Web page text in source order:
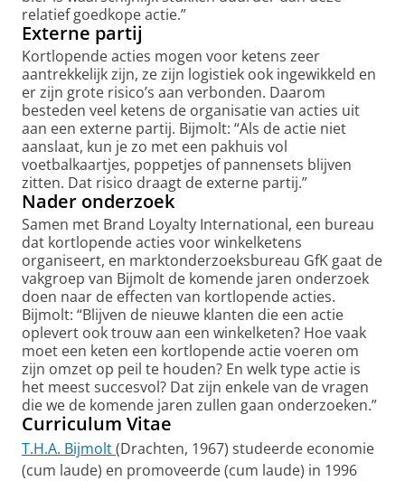
relatief goedkope actie.”
Externe partij
Kortlopende acties mogen voor ketens zeer
aantrekkelijk zijn, ze zijn logistiek ook ingewikkeld en
er zijn grote risico’s aan verbonden. Daarom
besteden veel ketens de organisatie van acties uit
aan een externe partij. Bijmolt: “Als de actie niet
aanslaat, kun je zo met een pakhuis vol
voetbalkaartjes, poppetjes of pannensets blijven
zitten. Dat risico draagt de externe partij.”
Nader onderzoek
Samen met Brand Loyalty International, een bureau
dat kortlopende acties voor winkelketens
organiseert, en marktonderzoeksbureau GfK gaat de
vakgroep van Bijmolt de komende jaren onderzoek
doen naar de effecten van kortlopende acties.
Bijmolt: “Blijven de nieuwe klanten die een actie
oplevert ook trouw aan een winkelketen? Hoe vaak
moet een keten een kortlopende actie voeren om
zijn omzet op peil te houden? En welk type actie is
het meest succesvol? Dat zijn enkele van de vragen
die we de komende jaren zullen gaan onderzoeken.”
Curriculum Vitae
T.H.A. Bijmolt(Drachten, 1967) studeerde economie
(cum laude) en promoveerde (cum laude) in 1996